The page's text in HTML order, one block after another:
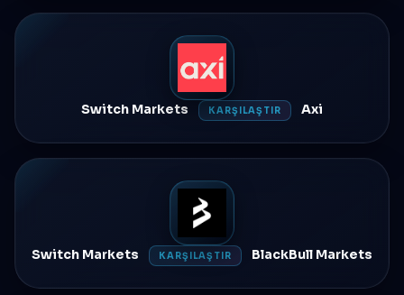
Switch Markets KARŞILAŞTIR Axi
Switch Markets KARŞILAŞTIR BlackBull Markets